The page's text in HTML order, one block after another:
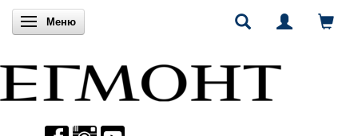
Включи навигацията
Меню